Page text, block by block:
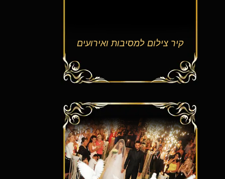
קיר צילום למסיבות ואירועים